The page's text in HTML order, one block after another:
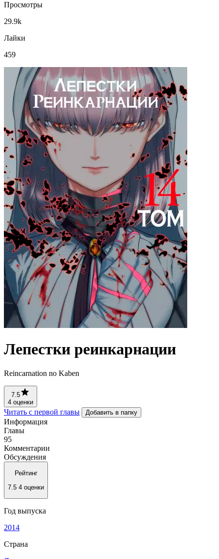
Просмотры
29.9k
Лайки
459
Лепестки реинкарнации
Reincarnation no Kaben
7.5
4 оценки
Читать с первой главы Добавить в папку
Информация
Главы
95
Комментарии
Обсуждения
Рейтинг
7.5 4 оценки
Год выпуска
2014
Страна